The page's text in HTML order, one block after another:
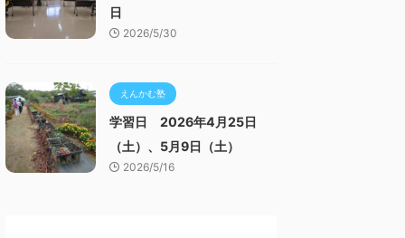
日
2026/5/30
えんかむ塾
学習日 2026年4月25日
（土）、5月9日（土）
2026/5/16